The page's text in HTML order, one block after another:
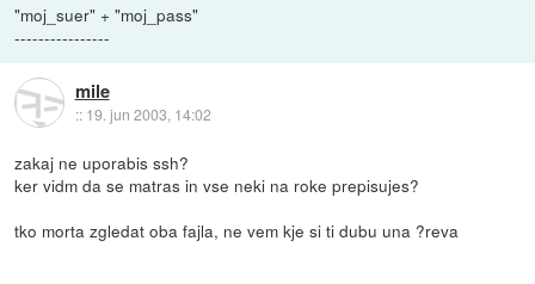
"moj_suer" + "moj_pass"
----------------
mile
:: 19. jun 2003, 14:02
zakaj ne uporabis ssh?
ker vidm da se matras in vse neki na roke prepisujes?
tko morta zgledat oba fajla, ne vem kje si ti dubu una ?reva